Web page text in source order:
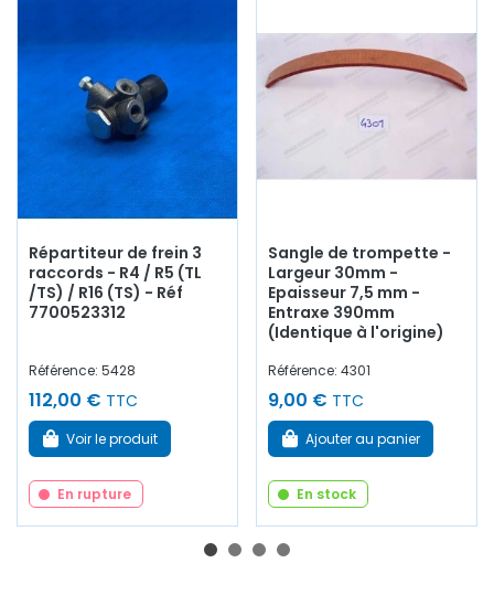
Répartiteur de frein 3
raccords - R4 / R5 (TL
/TS) / R16 (TS) - Réf
7700523312
Référence: 5428
112,00 € TTC
Voir le produit
En rupture
Sangle de trompette -
Largeur 30mm -
Epaisseur 7,5 mm -
Entraxe 390mm
(Identique à l'origine)
Référence: 4301
9,00 € TTC
Ajouter au panier
En stock